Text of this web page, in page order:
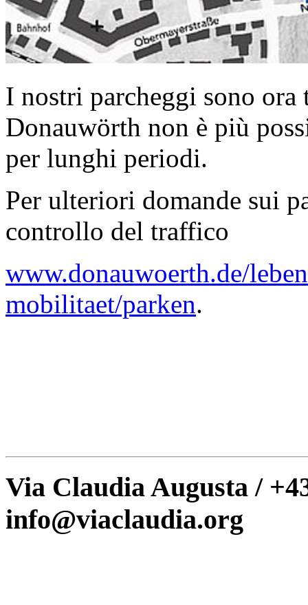
I nostri parcheggi sono
Donauwörth non è più
per lunghi periodi.
Per ulteriori domande sui
controllo del traffico
www.donauwoerth.de/
mobilitaet/parken.
Via Claudia Augusta /
info@viaclaudia.org